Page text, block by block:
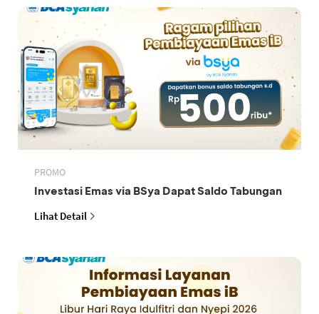
PROMO
Investasi Emas via BSya Dapat Saldo Tabungan
Lihat Detail